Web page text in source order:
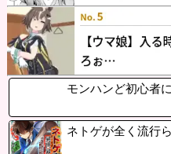
モンハンど初心者
ネトゲが全く流行